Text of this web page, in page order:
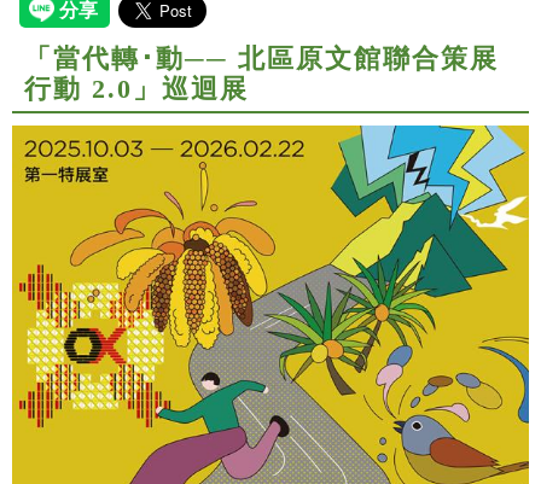
「當代轉･動── 北區原文館聯合策展
行動 2.0」巡迴展